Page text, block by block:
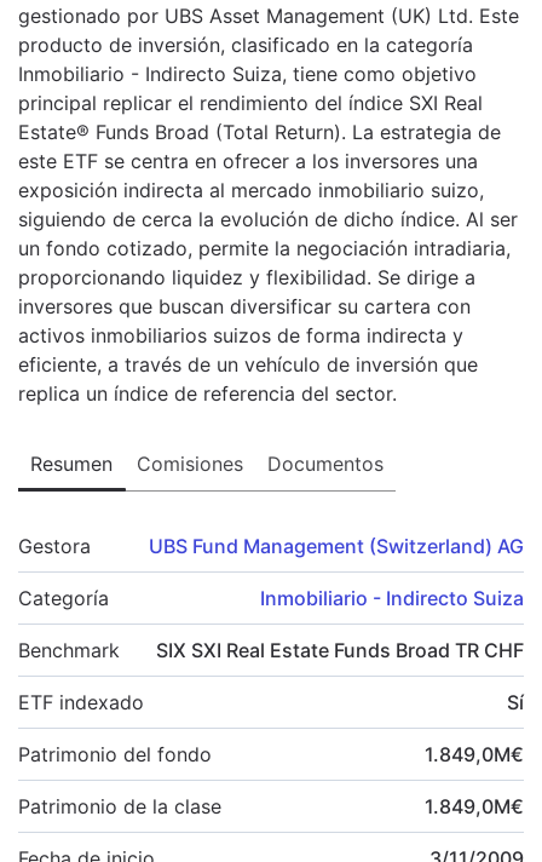
gestionado por UBS Asset Management (UK) Ltd. Este
producto de inversión, clasificado en la categoría
Inmobiliario - Indirecto Suiza, tiene como objetivo
principal replicar el rendimiento del índice SXI Real
Estate® Funds Broad (Total Return). La estrategia de
este ETF se centra en ofrecer a los inversores una
exposición indirecta al mercado inmobiliario suizo,
siguiendo de cerca la evolución de dicho índice. Al ser
un fondo cotizado, permite la negociación intradiaria,
proporcionando liquidez y flexibilidad. Se dirige a
inversores que buscan diversificar su cartera con
activos inmobiliarios suizos de forma indirecta y
eficiente, a través de un vehículo de inversión que
replica un índice de referencia del sector.
Resumen Comisiones Documentos
Gestora UBS Fund Management (Switzerland) AG
Categoría Inmobiliario - Indirecto Suiza
Benchmark SIX SXI Real Estate Funds Broad TR CHF
ETF indexado Sí
Patrimonio del fondo 1.849,0M€
Patrimonio de la clase 1.849,0M€